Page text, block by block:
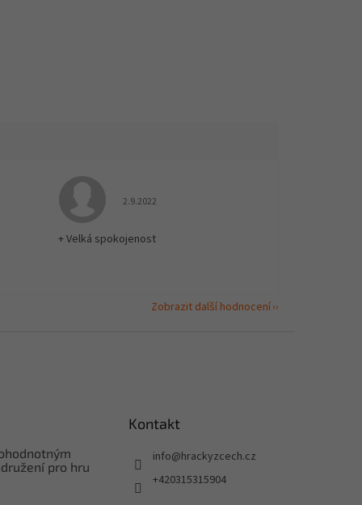
z 5 hvězdiček. Hodnocení obchodu je 5 z 5 hvězdiček.
2.9.2022
+ Velká spokojenost
Zobrazit další hodnocení
pro hru
Kontakt
info@hrackyzcech.cz
+420315315904